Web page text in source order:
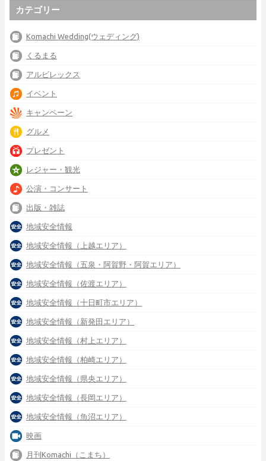
カテゴリー
Komachi Wedding(ウェディング)
くるまる
アルビレックス
イベント
キャンペーン
グルメ
プレゼント
レジャー・観光
公演・コンサート
出版・雑誌
地域安全情報
地域安全情報（上越エリア）
地域安全情報（五泉・阿賀野・阿賀エリア）
地域安全情報（佐渡エリア）
地域安全情報（十日町市エリア）
地域安全情報（新発田エリア）
地域安全情報（村上エリア）
地域安全情報（柏崎エリア）
地域安全情報（県央エリア）
地域安全情報（長岡エリア）
地域安全情報（魚沼エリア）
映画
月刊Komachi（こまち）